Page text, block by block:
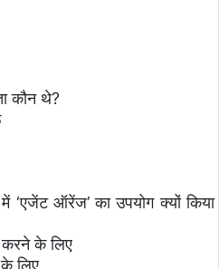
कौन थे?
‘एजेंट ऑरेंज’ का उपयोग क्यों किया
करने के लिए
के लिए